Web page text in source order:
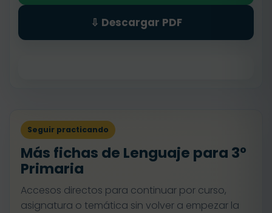
⇩ Descargar PDF
Seguir practicando
Más fichas de Lenguaje para 3º
Primaria
Accesos directos para continuar por curso,
asignatura o temática sin volver a empezar la